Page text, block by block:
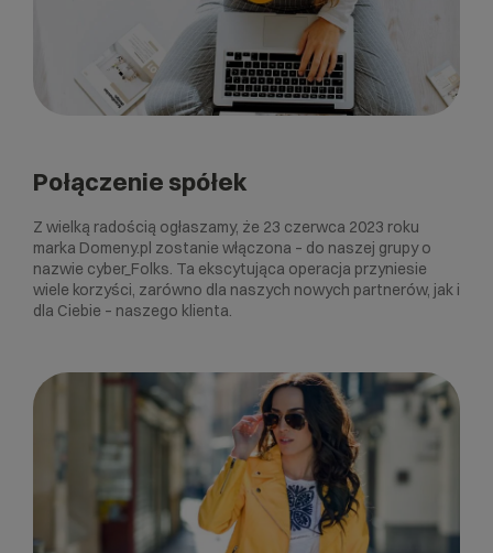
Połączenie spółek
Z wielką radością ogłaszamy, że 23 czerwca 2023 roku
marka Domeny.pl zostanie włączona – do naszej grupy o
nazwie cyber_Folks. Ta ekscytująca operacja przyniesie
wiele korzyści, zarówno dla naszych nowych partnerów, jak i
dla Ciebie – naszego klienta.